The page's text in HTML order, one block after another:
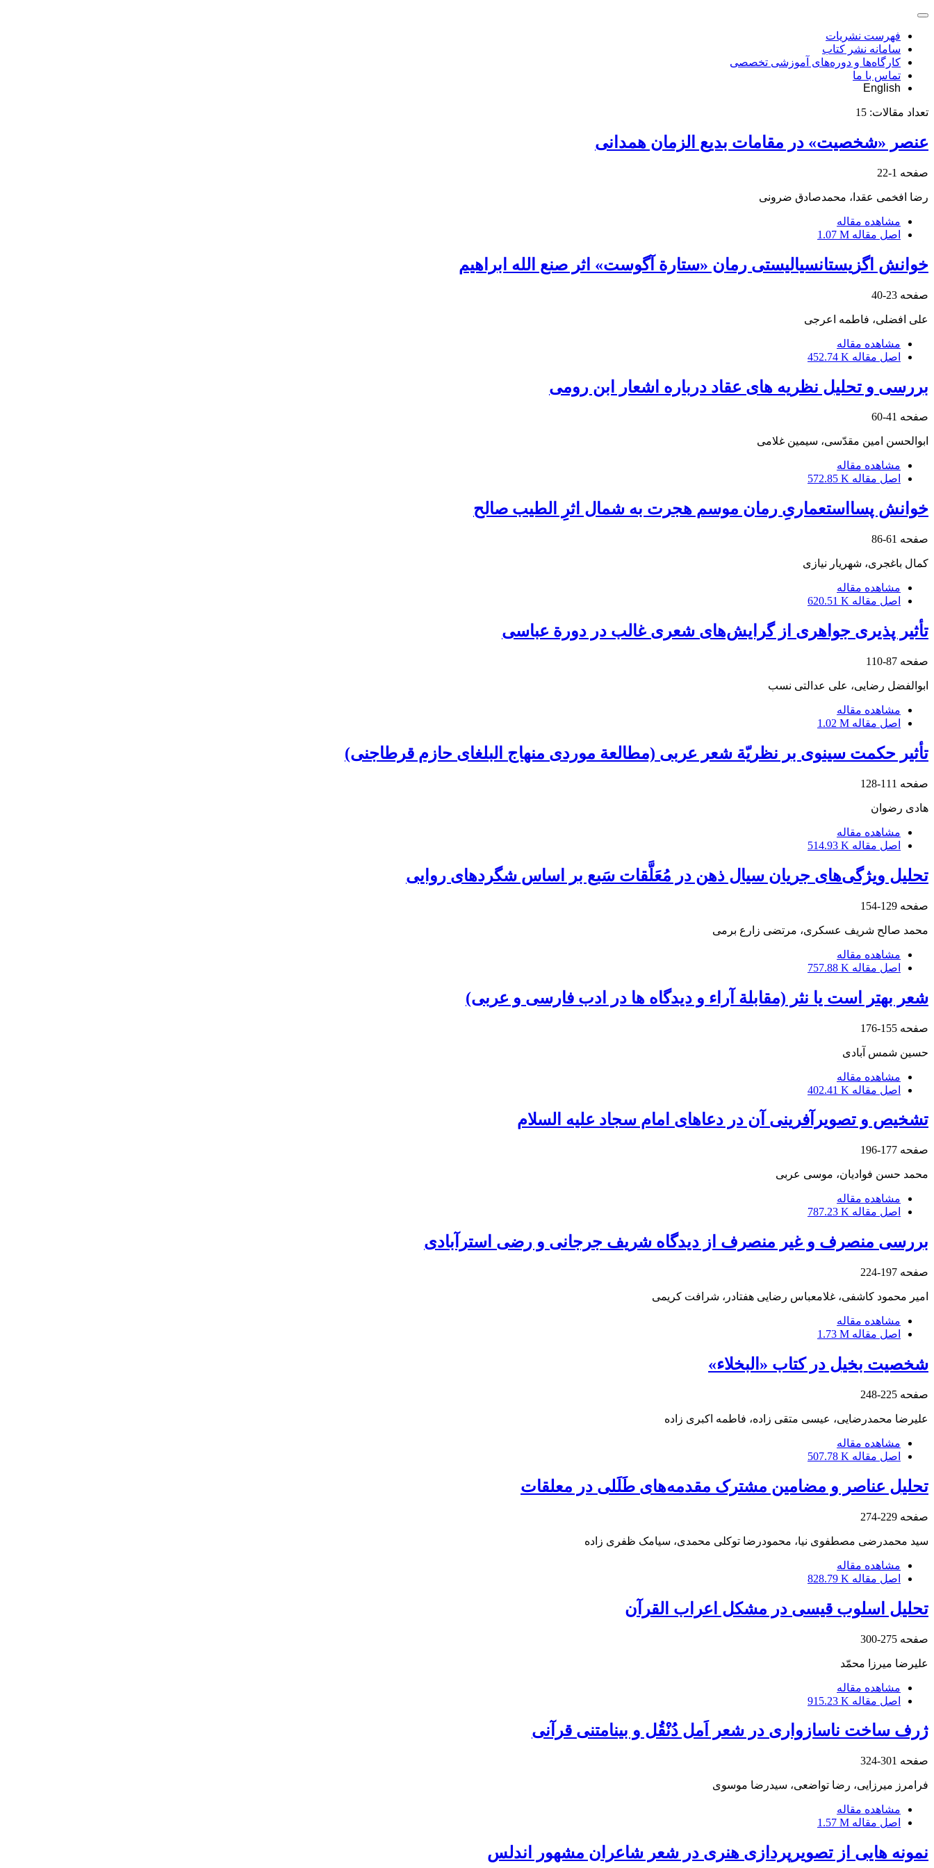
فهرست نشریات
سامانه نشر کتاب
کارگاه‌ها و دوره‌های آموزشی تخصصی
تماس با ما
English
تعداد مقالات: 15
عنصر «شخصیت» در مقامات بدیع الزمان همدانی
صفحه 1-22
رضا افخمی عقدا، محمدصادق ضرونی
مشاهده مقاله
اصل مقاله 1.07 M
خوانش اگزیستانسیالیستی رمان «ستارة آگوست» اثر صنع الله ابراهیم
صفحه 23-40
علی افضلی، فاطمه اعرجی
مشاهده مقاله
اصل مقاله 452.74 K
بررسی و تحلیل نظریه های عقاد درباره اشعار ابن رومی
صفحه 41-60
ابوالحسن امین مقدّسی، سیمین غلامی
مشاهده مقاله
اصل مقاله 572.85 K
خوانش پسااستعماریِ رمان موسم هجرت به شمال اثرِ الطیب صالح
صفحه 61-86
کمال باغجری، شهریار نیازی
مشاهده مقاله
اصل مقاله 620.51 K
تأثیر پذیری جواهری از گرایش‌های شعری غالب در دورة عباسی
صفحه 87-110
ابوالفضل رضایی، علی عدالتی نسب
مشاهده مقاله
اصل مقاله 1.02 M
تأثیر حکمت سینوی بر نظریّة شعر عربی (مطالعة موردی منهاج البلغای حازم قرطاجنی)
صفحه 111-128
هادی رضوان
مشاهده مقاله
اصل مقاله 514.93 K
تحلیل ویژگی‌های جریان سیال ذهن در مُعَلَّقات سَبع بر اساس شگردهای روایی
صفحه 129-154
محمد صالح شریف عسکری، مرتضی زارع برمی
مشاهده مقاله
اصل مقاله 757.88 K
شعر بهتر است یا نثر (مقابلة آراء و دیدگاه ها در ادب فارسی و عربی)
صفحه 155-176
حسین شمس آبادی
مشاهده مقاله
اصل مقاله 402.41 K
تشخیص و تصویرآفرینی آن در دعاهای امام سجاد علیه السلام
صفحه 177-196
محمد حسن فوادیان، موسی عربی
مشاهده مقاله
اصل مقاله 787.23 K
بررسی منصرف و غیر منصرف از دیدگاه شریف جرجانی و رضی استر‏آبادی
صفحه 197-224
امیر محمود کاشفی، غلامعباس رضایی هفتادر، شرافت کریمی
مشاهده مقاله
اصل مقاله 1.73 M
شخصیت بخیل در کتاب «البخلاء»
صفحه 225-248
علیرضا محمدرضایی، عیسی متقی زاده، فاطمه اکبری زاده
مشاهده مقاله
اصل مقاله 507.78 K
تحلیل عناصر و مضامین مشترک مقدمه‌های طَلَلی در معلقات
صفحه 229-274
سید محمدرضی مصطفوی نیا، محمودرضا توکلی محمدی، سیامک ظفری زاده
مشاهده مقاله
اصل مقاله 828.79 K
تحلیل اسلوب قیسی در مشکل اعراب القرآن
صفحه 275-300
علیرضا میرزا محمّد
مشاهده مقاله
اصل مقاله 915.23 K
ژرف ساخت ناسازواری در شعر اَمل دُنْقُل و بینامتنی قرآنی
صفحه 301-324
فرامرز میرزایی، رضا تواضعی، سیدرضا موسوی
مشاهده مقاله
اصل مقاله 1.57 M
نمونه هایی از تصویرپردازی هنری در شعر شاعران مشهور اندلس